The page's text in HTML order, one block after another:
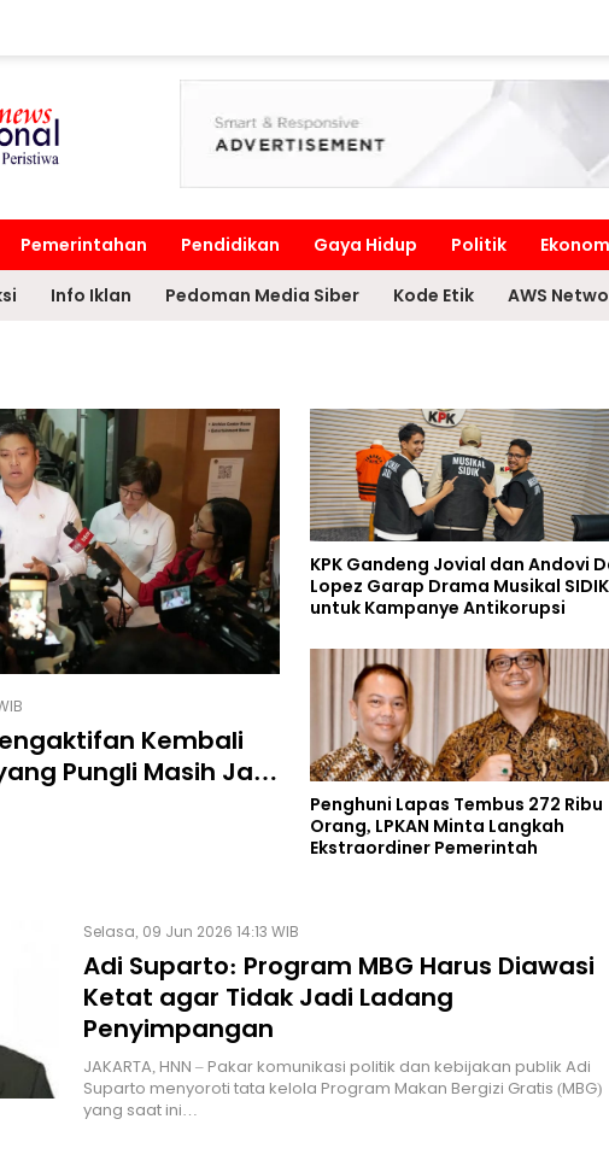
Pemerintahan Pendidikan Gaya Hidup Politik
Info Iklan Pedoman Media Siber Kode Etik AWS
Kembali
Pungli Masih Jadi
KPK Gandeng Jovial dan Andovi
Lopez Garap Drama Musikal SIDIK
untuk Kampanye Antikorupsi
Penghuni Lapas Tembus 272 Ribu
Orang, LPKAN Minta Langkah
Ekstraordiner Pemerintah
Selasa, 09 Jun 2026 14:13 WIB
Adi Suparto: Program MBG Harus Diawasi
Ketat agar Tidak Jadi Ladang
Penyimpangan
JAKARTA, HNN – Pakar komunikasi politik dan kebijakan publik Adi
Suparto menyoroti tata kelola Program Makan Bergizi Gratis (MBG)
yang saat ini…